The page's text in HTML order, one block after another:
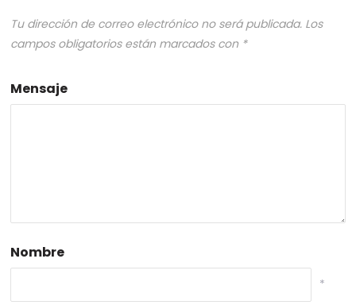
Tu dirección de correo electrónico no será publicada. Los
campos obligatorios están marcados con *
Mensaje
Nombre
*